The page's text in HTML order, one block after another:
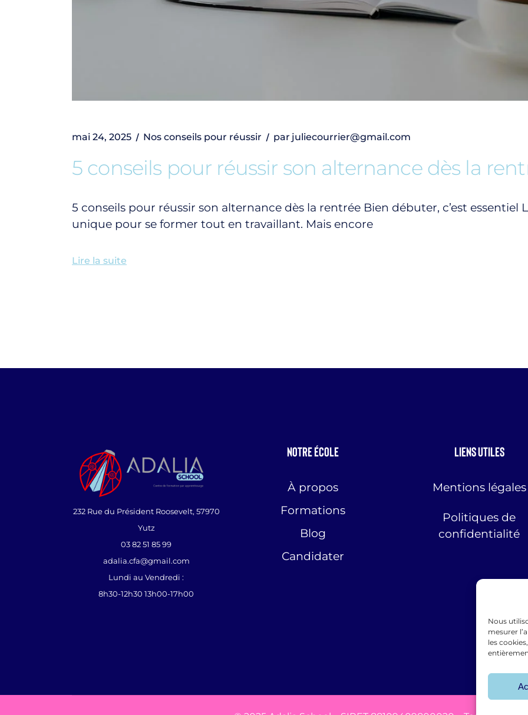
Nous
mesurer
les
mai 24, 2025 Nos conseils pour réussir par juliecourrier@gmail.com
5 conseils pour réussir son alternance dès la
5 conseils pour réussir son alternance dès la rentrée Bien débuter, c’est essentiel
unique pour se former tout en travaillant. Mais encore
Lire la suite
232 Rue du Président Roosevelt, 57970
Yutz
03 82 51 85 99
adalia.cfa@gmail.com
Lundi au Vendredi :
8h30-12h30 13h00-17h00
Notre école
À propos
Formations
Blog
Candidater
Liens utiles
Mentions légales
Politiques de
confidentialité